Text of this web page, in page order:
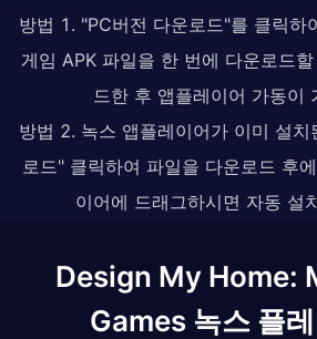
방법 1. "PC버전 다운로드"를 클릭하
게임 APK 파일을 한 번에 다운로드
드한 후 앱플레이어 가동이
방법 2. 녹스 앱플레이어가 이미 설치
로드" 클릭하여 파일을 다운로드 후
이어에 드래그하시면 자동 설
Design My Home:
Games 녹스 플